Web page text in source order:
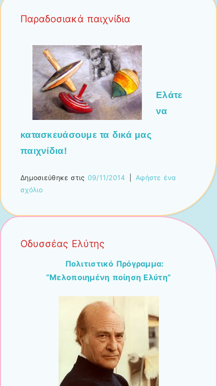
Παραδοσιακά παιχνίδια
Ελάτε
να
κατασκευάσουμε τα δικά μας
παιχνίδια!
Δημοσιεύθηκε στις 09/11/2014
Αφήστε ένα
σχόλιο
Οδυσσέας Ελύτης
Πολιτιστικό Πρόγραμμα:
“Μελοποιημένη ποίηση Ελύτη”